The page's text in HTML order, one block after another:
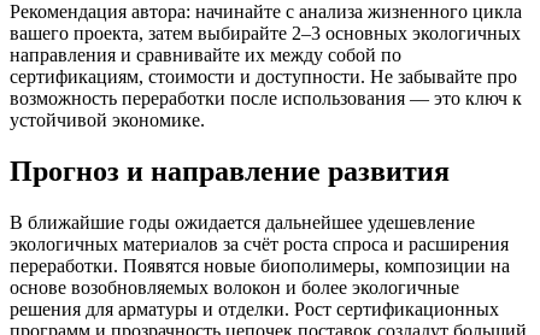
Рекомендация автора: начинайте с анализа жизненного цикла
вашего проекта, затем выбирайте 2–3 основных экологичных
направления и сравнивайте их между собой по
сертификациям, стоимости и доступности. Не забывайте про
возможность переработки после использования — это ключ к
устойчивой экономике.
Прогноз и направление развития
В ближайшие годы ожидается дальнейшее удешевление
экологичных материалов за счёт роста спроса и расширения
переработки. Появятся новые биополимеры, композиции на
основе возобновляемых волокон и более экологичные
решения для арматуры и отделки. Рост сертификационных